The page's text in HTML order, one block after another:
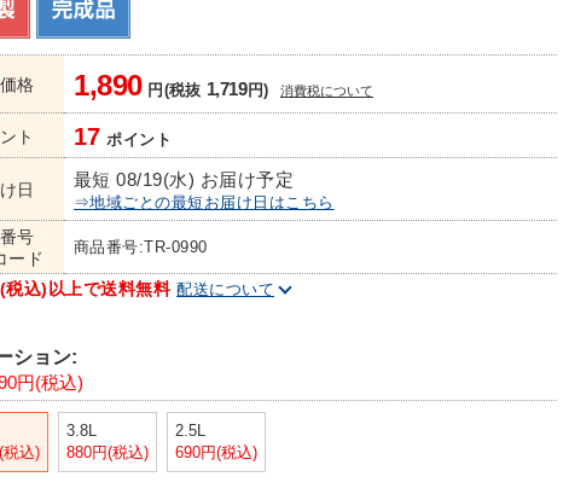
格 1,890 円(税抜 1,719円) 消費税について
ト 17 ポイント
日 最短 08/19(水) お届け予定
⇒地域ごとの最短お届け日はこちら
号
ード
商品番号:TR-0990
込)以上で送料無料 配送について
ション:
円(税込)
税込)
3.8L
880円(税込)
2.5L
690円(税込)